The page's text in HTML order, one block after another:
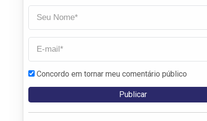
Concordo em tornar meu comentário público